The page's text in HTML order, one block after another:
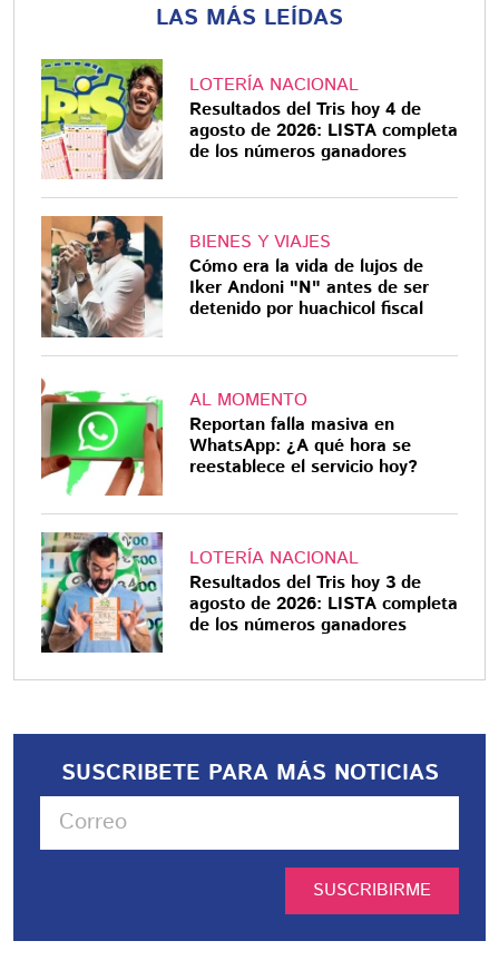
LAS MÁS LEÍDAS
LOTERÍA NACIONAL
Resultados del Tris hoy 4 de
agosto de 2026: LISTA completa
de los números ganadores
BIENES Y VIAJES
Cómo era la vida de lujos de
Iker Andoni "N" antes de ser
detenido por huachicol fiscal
AL MOMENTO
Reportan falla masiva en
WhatsApp: ¿A qué hora se
reestablece el servicio hoy?
LOTERÍA NACIONAL
Resultados del Tris hoy 3 de
agosto de 2026: LISTA completa
de los números ganadores
SUSCRIBETE PARA MÁS NOTICIAS
SUSCRIBIRME